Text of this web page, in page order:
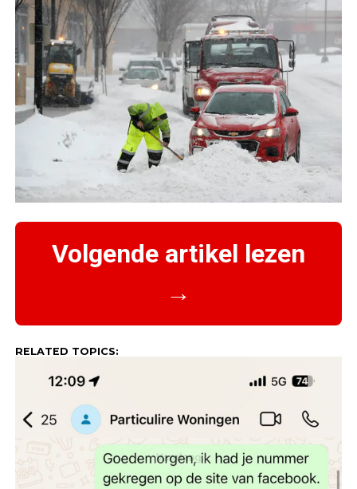
Volgende artikel lezen
→
RELATED TOPICS: